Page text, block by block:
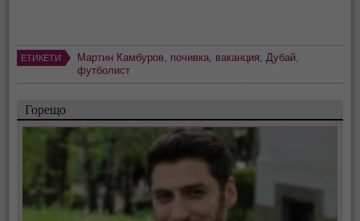
ЕТИКЕТИ Мартин Камбуров, почивка, ваканция,Дубай,
футболист
Горещо